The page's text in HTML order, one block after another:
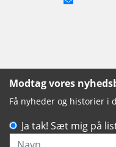
Modtag vores
Få nyheder og historier i
Ja tak! Sæt mig på
Navn